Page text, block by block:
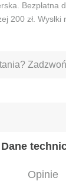
Bezpłatna
200 zł. Wysłki
Zadzwoń
Dane
Opinie